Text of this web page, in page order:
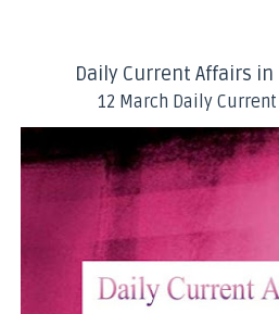
Daily Current Affairs
12 March Daily